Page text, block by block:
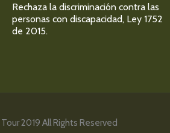
Rechaza la discriminación contra las
personas con discapacidad, Ley 1752
de 2015.
2019 All Rights Reserved